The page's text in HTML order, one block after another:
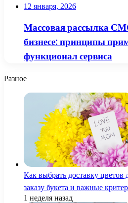
12 января, 2026
Массовая рассылка
бизнесе: принципы
функционал сервиса
Разное
Как выбрать доставку
заказу букета и важные
1 неделя назад